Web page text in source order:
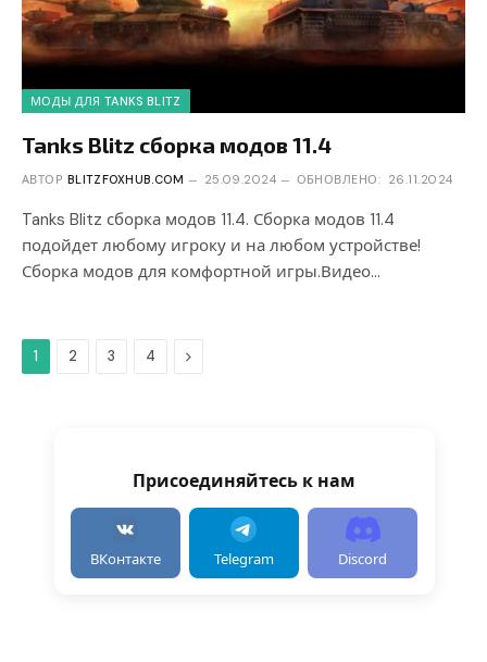
МОДЫ ДЛЯ TANKS BLITZ
Tanks Blitz сборка модов 11.4
АВТОР BLITZFOXHUB.COM 25.09.2024 ОБНОВЛЕНО: 26.11.2024
Tanks Blitz сборка модов 11.4. Сборка модов 11.4
подойдет любому игроку и на любом устройстве!
Сборка модов для комфортной игры.Видео…
1 2 3 4 Дальше
Присоединяйтесь к нам
ВКонтакте Telegram Discord